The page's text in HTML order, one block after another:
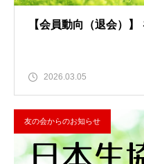
【会員動向（退会）】
2026.03.05
友の会からのお知らせ